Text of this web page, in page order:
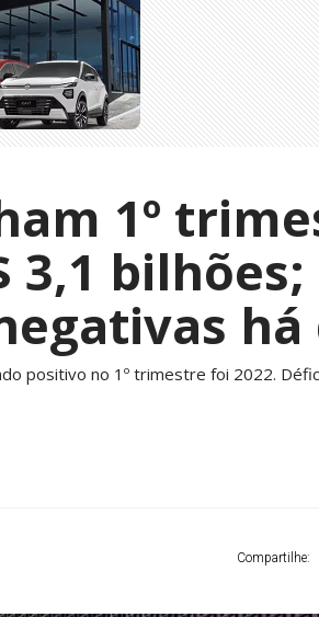
1º
3,1
positivo no 1º trimestre foi 2022.
Compartilhe: